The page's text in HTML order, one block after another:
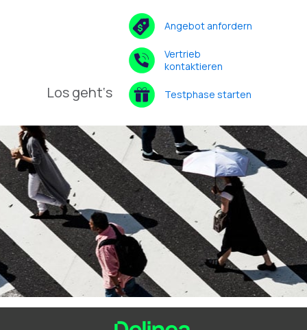
Los geht‘s
Angebot anfordern
Vertrieb
kontaktieren
Testphase starten